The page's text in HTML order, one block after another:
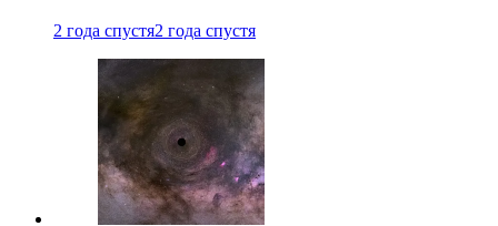
2 года спустя2 года спустя